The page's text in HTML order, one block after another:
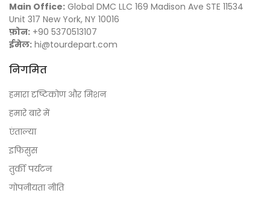
Main Office: Global DMC LLC 169 Madison Ave STE 11534
Unit 317 New York, NY 10016
फ़ोन: +90 5370513107
ईमेल: hi@tourdepart.com
निगमित
हमारा दृष्टिकोण और मिशन
हमारे बारे में
एंताल्या
इफिसुस
तुर्की पर्यटन
गोपनीयता नीति